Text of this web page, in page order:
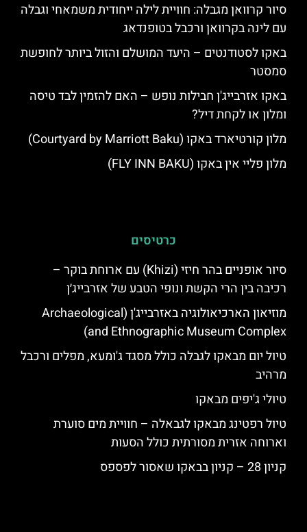
סיור קרוואן מגבלה: חוויית לילה ייחודית משמאחי וגבלה
עם לינה בקרוואן ורכבל בטופנדאג
באקו לסטודנטים – היעד המושלם והזול ביותר לחופשת
סמסטר
באקו אזרבייג'ן חבילות נופש – האם להזמין לבד טיסה
ומלון או לקחת דיל?
מלון קורטיארד באקו (Courtyard by Marriott Baku)
מלון פליי אין באקו (FLY INN BAKU)
כרטיסים
סיור אופניים בהר חיזי (Khizi) עם ארוחת בוקר –
רכיבה בין הרי הקשת ונופי הטבע של אזרבייג׳ן
מוזיאון הארכיאולוגיה באזרבייג'ן (Archaeological
and Ethnographic Museum Complex)
טיול יום מבאקו לגבלה כולל מסגד ג'ומעא, מפלים ורכבל
מרהיב
טיולי ג'יפים מבאקו
טיול רפטינג מבאקו לגבאלה – חוויית מים סוערת
וארוחה אזרית מסורתית כולל הסעות
קניון 28 – קניון בבאקו שאסור לפספס